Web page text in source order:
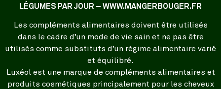
LÉGUMES PAR JOUR – WWW.MANGERBOUGER.FR
Les compléments alimentaires doivent être utilisés
dans le cadre d’un mode de vie sain et ne pas être
utilisés comme substituts d’un régime alimentaire varié
et équilibré.
Luxéol est une marque de compléments alimentaires et
produits cosmétiques principalement pour les cheveux